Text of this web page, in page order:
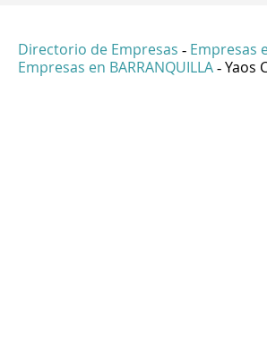
Directorio de Empresas - Empresas
Empresas en BARRANQUILLA - Yaos